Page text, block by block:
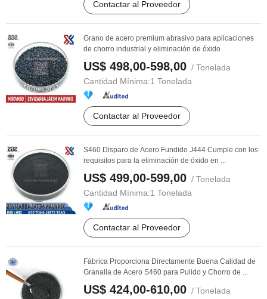
Contactar al Proveedor
Grano de acero premium abrasivo para aplicaciones
de chorro industrial y eliminación de óxido
US$ 498,00-598,00 / Tonelada
Cantidad Mínima:1 Tonelada
Contactar al Proveedor
S460 Disparo de Acero Fundido J444 Cumple con los
requisitos para la eliminación de óxido en ...
US$ 499,00-599,00 / Tonelada
Cantidad Mínima:1 Tonelada
Contactar al Proveedor
Fábrica Proporciona Directamente Buena Calidad de
Granalla de Acero S460 para Pulido y Chorro de ...
US$ 424,00-610,00 / Tonelada